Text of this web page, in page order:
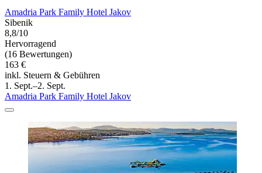
Amadria Park Family Hotel Jakov
Sibenik
8,8/10
Hervorragend
(16 Bewertungen)
163 €
inkl. Steuern & Gebühren
1. Sept.–2. Sept.
Amadria Park Family Hotel Jakov